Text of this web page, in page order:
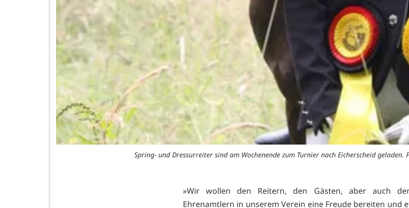
Spring- und Dressurreiter sind am Wochenende zum Turnier nach Eicherscheid geladen.
»Wir wollen den Reitern, den Gästen, aber auch
Ehrenamtlern in unserem Verein eine Freude bereiten und